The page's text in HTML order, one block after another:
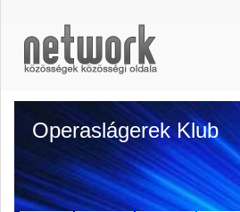
Operaslágerek Klub